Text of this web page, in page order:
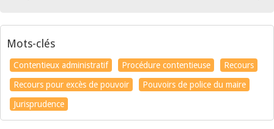
Mots-clés
Contentieux administratif Procédure contentieuse
Recours
Recours pour excès de pouvoir
Pouvoirs de police du maire
Jurisprudence